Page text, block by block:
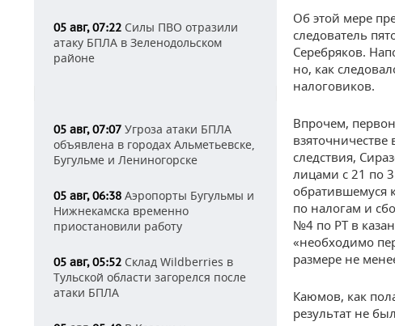
05 авг, 07:22 Силы ПВО отразили
атаку БПЛА в Зеленодольском
районе
05 авг, 07:07 Угроза атаки БПЛА
объявлена в городах Альметьевске,
Бугульме и Лениногорске
05 авг, 06:38 Аэропорты Бугульмы и
Нижнекамска временно
приостановили работу
05 авг, 05:52 Склад Wildberries в
Тульской области загорелся после
атаки БПЛА
Об этой мере
следователь
Серебряков.
но, как
налоговиков.
Впрочем,
следствия,
лицами с 21 по
обратившемуся
по налогам и
№4 по РТ в
«необходимо
размере не
Каюмов, как
результат не